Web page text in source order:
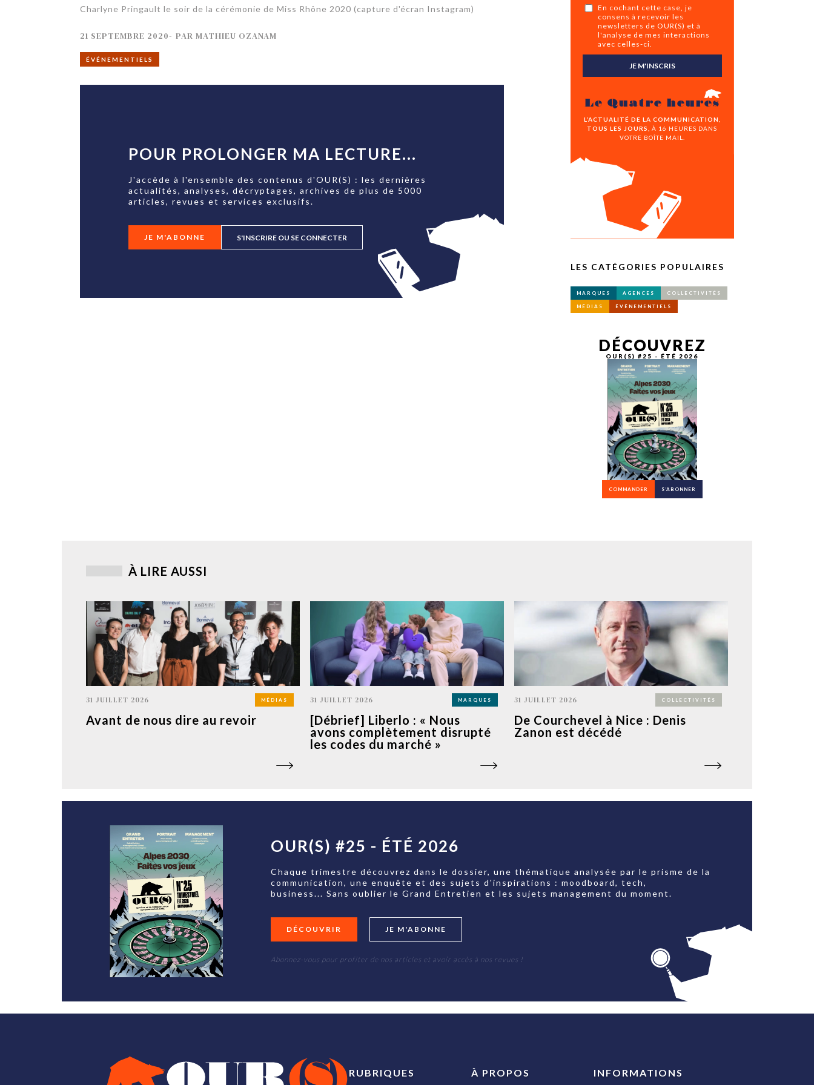
Charlyne Pringault le soir de la cérémonie de Miss Rhône 2020 (capture d'écran Instagram)
21 SEPTEMBRE 2020- PARMATHIEU OZANAM
ÉVÉNEMENTIELS
POUR PROLONGER MA LECTURE...
J'accède à l'ensemble des contenus d'OUR(S) : les dernières
actualités, analyses, décryptages, archives de plus de 5000
articles, revues et services exclusifs.
JE M'ABONNE S'INSCRIRE OU SE CONNECTER
En cochant cette case, je
consens à recevoir les
newsletters de OUR(S) et à
l'analyse de mes interactions
avec celles-ci.
JE M'INSCRIS
Le Quatre heures
L’ACTUALITÉ DE LA COMMUNICATION,
TOUS LES JOURS,
À 16 HEURES DANS
VOTRE BOÎTE MAIL.
LES CATÉGORIES POPULAIRES
MARQUES AGENCES COLLECTIVITÉS
MÉDIAS ÉVÉNEMENTIELS
DÉCOUVREZ
OUR(S) #25 - ÉTÉ 2026
COMMANDER S’ABONNER
À LIRE AUSSI
31 JUILLET 2026 MÉDIAS
Avant de nous dire au revoir
31 JUILLET 2026 MARQUES
[Débrief] Liberlo : « Nous
avons complètement disrupté
les codes du marché »
31 JUILLET 2026 COLLECTIVITÉS
De Courchevel à Nice : Denis
Zanon est décédé
OUR(S) #25 - ÉTÉ 2026
Chaque trimestre découvrez dans le dossier, une thématique analysée par le prisme de la
communication, une enquête et des sujets d'inspirations : moodboard, tech,
business... Sans oublier le Grand Entretien et les sujets management du moment.
DÉCOUVRIR JE M'ABONNE
Abonnez-vous pour profiter de nos articles et avoir accès à nos revues !
RUBRIQUES À PROPOS INFORMATIONS